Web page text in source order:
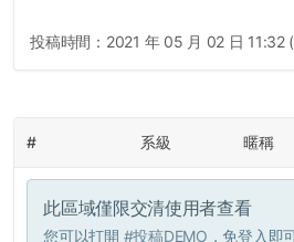
投稿時間： 2021 年 05 月 02 日 11:32
# 系級 暱稱
此區域僅限交清使用者查看
您可以打開 #投稿DEMO ，免登入即